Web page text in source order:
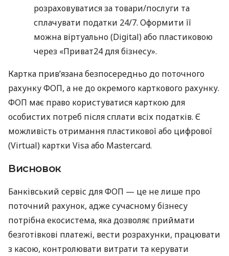
розраховуватися за товари/послуги та
сплачувати податки 24/7. Оформити її
можна віртуально (Digital) або пластиковою
через «Приват24 для бізнесу».
Картка прив’язана безпосередньо до поточного
рахунку ФОП, а не до окремого карткового рахунку.
ФОП має право користуватися карткою для
особистих потреб після сплати всіх податків. Є
можливість отримання пластикової або цифрової
(Virtual) картки Visa або Mastercard.
Висновок
Банківський сервіс для ФОП — це не лише про
поточний рахунок, адже сучасному бізнесу
потрібна екосистема, яка дозволяє приймати
безготівкові платежі, вести розрахунки, працювати
з касою, контролювати витрати та керувати